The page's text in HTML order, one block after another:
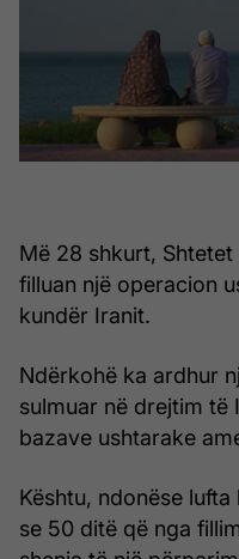
Më 28 shkurt,
filluan një operacion
kundër Iranit.
Ndërkohë ka ardhur
sulmuar në drejtim të
bazave ushtarake
Kështu, ndonëse
se 50 ditë që nga